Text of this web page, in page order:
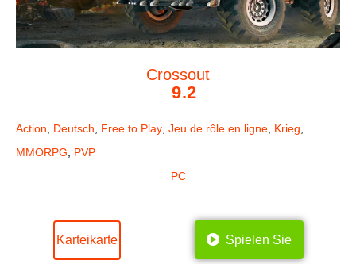
Crossout
9.2
Action Deutsch Free to Play Jeu de rôle en ligne Krieg
MMORPG
PVP
PC
Karteikarte Spielen Sie